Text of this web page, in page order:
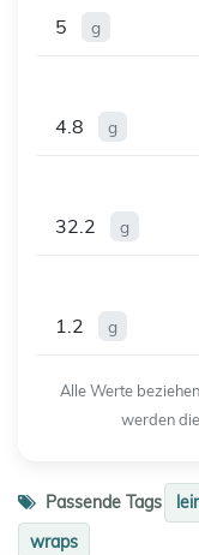
5
g
4.8
g
32.2
g
1.2
g
Alle Werte
werden
Passende Tags
wraps